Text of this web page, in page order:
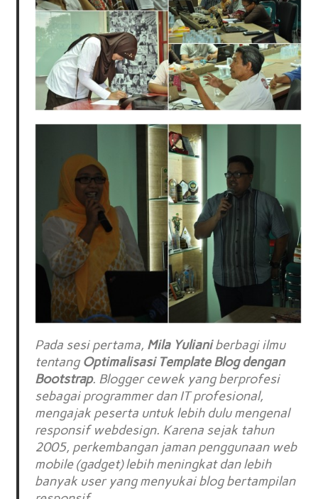
Pada sesi pertama, Mila Yulianiberbagi ilmu
tentang Optimalisasi Template Blog dengan
Bootstrap. Blogger cewek yang berprofesi
sebagai programmer dan IT profesional,
mengajak peserta untuk lebih dulu mengenal
responsif webdesign. Karena sejak tahun
2005, perkembangan jaman penggunaan web
mobile (gadget) lebih meningkat dan lebih
banyak user yang menyukai blog bertampilan